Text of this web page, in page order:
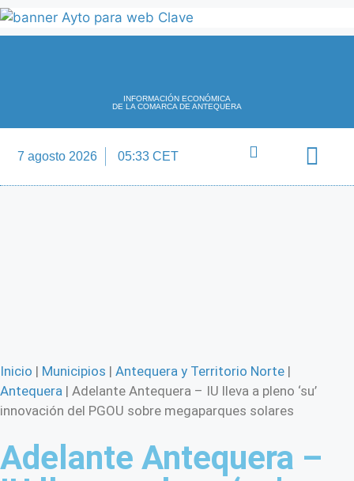
INFORMACIÓN ECONÓMICA
DE LA COMARCA DE ANTEQUERA
7 agosto 2026 05:33 CET
Inicio | Municipios | Antequera y Territorio Norte |
Antequera | Adelante Antequera – IU lleva a pleno ‘su’
innovación del PGOU sobre megaparques solares
Adelante Antequera –